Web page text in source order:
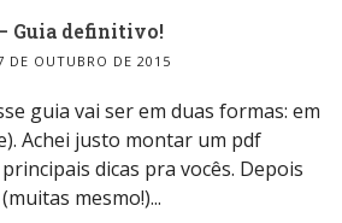
Guia definitivo!
DE OUTUBRO DE 2015
guia vai ser em duas formas: em
Achei justo montar um pdf
dicas pra vocês. Depois
mesmo!)...